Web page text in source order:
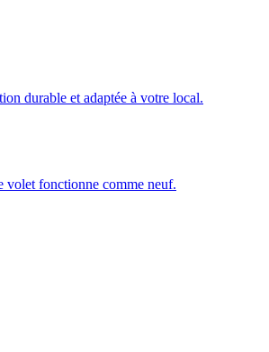
durable et adaptée à votre local.
volet fonctionne comme neuf.